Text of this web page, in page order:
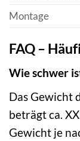
Montage
FAQ –
Wie schwer
Das Gewicht
beträgt ca.
Gewicht je